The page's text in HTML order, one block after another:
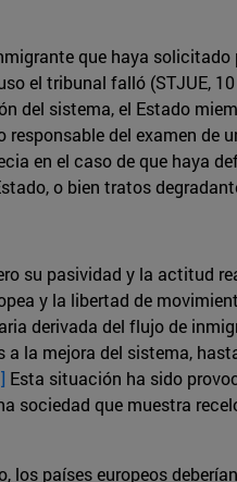
que haya
el tribunal falló (STJUE,
del sistema, el Estado
del examen de
en el caso de que haya
o bien tratos
su pasividad y la actitud
y la libertad de
derivada del flujo de
la mejora del sistema,
Esta situación ha sido
sociedad que muestra
los países europeos